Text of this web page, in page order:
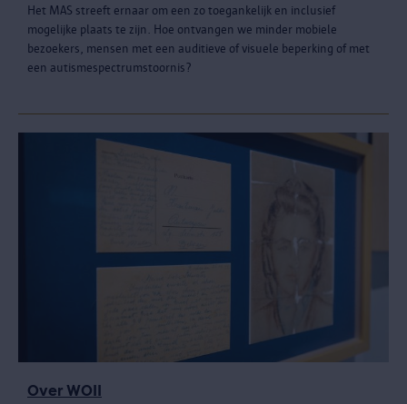
Het MAS streeft ernaar om een zo toegankelijk en inclusief
mogelijke plaats te zijn. Hoe ontvangen we minder mobiele
bezoekers, mensen met een auditieve of visuele beperking of met
een autismespectrumstoornis?
Over WOII